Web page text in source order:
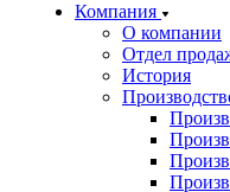
Компания
О компании
Отдел
История